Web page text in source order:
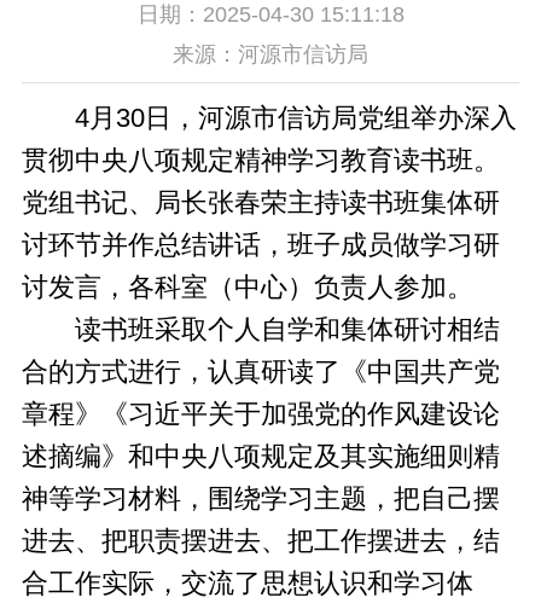
日期：2025-04-30 15:11:18
来源：河源市信访局
4月30日，河源市信访局党组举办深入
贯彻中央八项规定精神学习教育读书班。
党组书记、局长张春荣主持读书班集体研
讨环节并作总结讲话，班子成员做学习研
讨发言，各科室（中心）负责人参加。
读书班采取个人自学和集体研讨相结
合的方式进行，认真研读了《中国共产党
章程》《习近平关于加强党的作风建设论
述摘编》和中央八项规定及其实施细则精
神等学习材料，围绕学习主题，把自己摆
进去、把职责摆进去、把工作摆进去，结
合工作实际，交流了思想认识和学习体